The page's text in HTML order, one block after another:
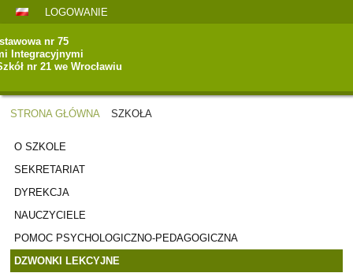
LOGOWANIE
nr 75
Integracyjnymi
nr 21 we Wrocławiu
STRONA GŁÓWNA SZKOŁA
SZKOŁA
O SZKOLE
SEKRETARIAT
DYREKCJA
NAUCZYCIELE
POMOC PSYCHOLOGICZNO-PEDAGOGICZNA
DZWONKI LEKCYJNE